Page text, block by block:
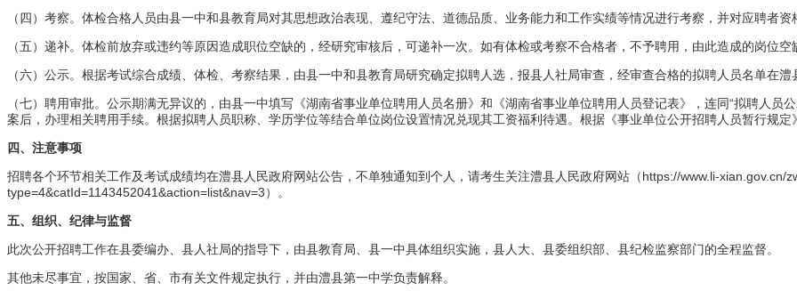
（四）考察。体检合格人员由县一中和县教育局对其思想政治表现、遵纪守法、道德品质、业务能力和工作实绩等情况进行考察，并对应聘者资
（五）递补。体检前放弃或违约等原因造成职位空缺的，经研究审核后，可递补一次。如有体检或考察不合格者，不予聘用，由此造成的岗位空
（六）公示。根据考试综合成绩、体检、考察结果，由县一中和县教育局研究确定拟聘人选，报县人社局审查，经审查合格的拟聘人员名单在
（七）聘用审批。公示期满无异议的，由县一中填写《湖南省事业单位聘用人员名册》和《湖南省事业单位聘用人员登记表》，连同“拟聘人员
案后，办理相关聘用手续。根据拟聘人员职称、学历学位等结合单位岗位设置情况兑现其工资福利待遇。根据《事业单位公开招聘人员暂行规定
四、注意事项
招聘各个环节相关工作及考试成绩均在澧县人民政府网站公告，不单独通知到个人，请考生关注澧县人民政府网站（ https://www.li-xian.gov.cn/
type=4&catId=1143452041&action=list&nav=3 ）。
五、组织、纪律与监督
此次公开招聘工作在县委编办、县人社局的指导下，由县教育局、县一中具体组织实施，县人大、县委组织部、县纪检监察部门的全程监督。
其他未尽事宜，按国家、省、市有关文件规定执行，并由澧县第一中学负责解释。